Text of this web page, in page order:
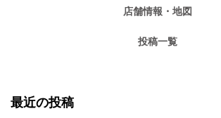
店舗情報・地図
投稿一覧
最近の投稿